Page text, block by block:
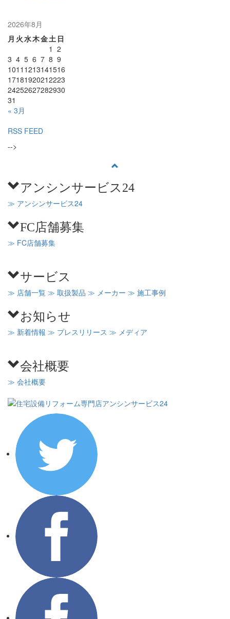
2026年8月
月 火水木金土 日
1 2
3 4 5 6 7 8 9
1011 1213141516
17181920212223
24252627282930
31
« 3月
RSS FEED
-->
アンシンサービス24
≫ アンシンサービス24
FC店舗募集
≫ FC店舗募集
サービス
≫ 店舗一覧 ≫ 取扱製品 ≫ メーカー ≫ 施工事例
お知らせ
≫ 新着情報 ≫ プレスリリース ≫ メディア
会社概要
≫ 会社概要